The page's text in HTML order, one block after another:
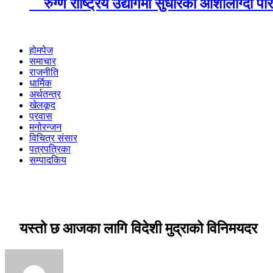
रुग्ण राष्ट्रिय उद्योगमा सुधारका आशालाग्दा
होमपेज
समाचार
राजनीति
धार्मिक
अर्थतन्त्र
खेलकूद
प्रवास
मनोरन्जन
विचित्र संसार
पत्रपत्रिका
सम्पादकिय
यस्तो छ आजका लागि विदेशी मुद्राको विनिमयदर